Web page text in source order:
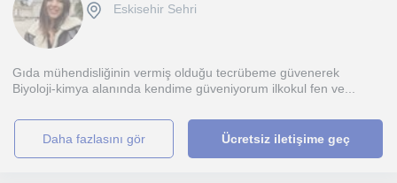
Eskisehir Sehri
Gıda mühendisliğinin vermiş olduğu tecrübeme güvenerek
Biyoloji-kimya alanında kendime güveniyorum ilkokul fen ve...
daha fazlasını gör Ücretsiz iletişime geç